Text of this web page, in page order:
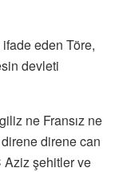
eden Töre,
devleti
ne Fransız ne
direne can
Aziz şehitler ve